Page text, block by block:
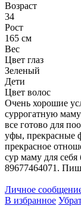
Возраст
34
Рост
165 см
Вес
Цвет глаз
Зеленый
Дети
Цвет волос
Очень хорошие
суррогатную
все готово для
уфы, прекрасные
прекрасное
сур маму для
89677464071.
Личное
В избранное